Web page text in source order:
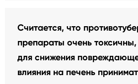
Считается, что
препараты очень
для снижения
влияния на печень